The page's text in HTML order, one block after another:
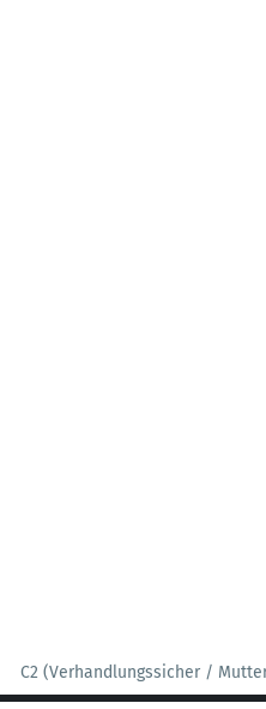
C2 (Verhandlungssicher /